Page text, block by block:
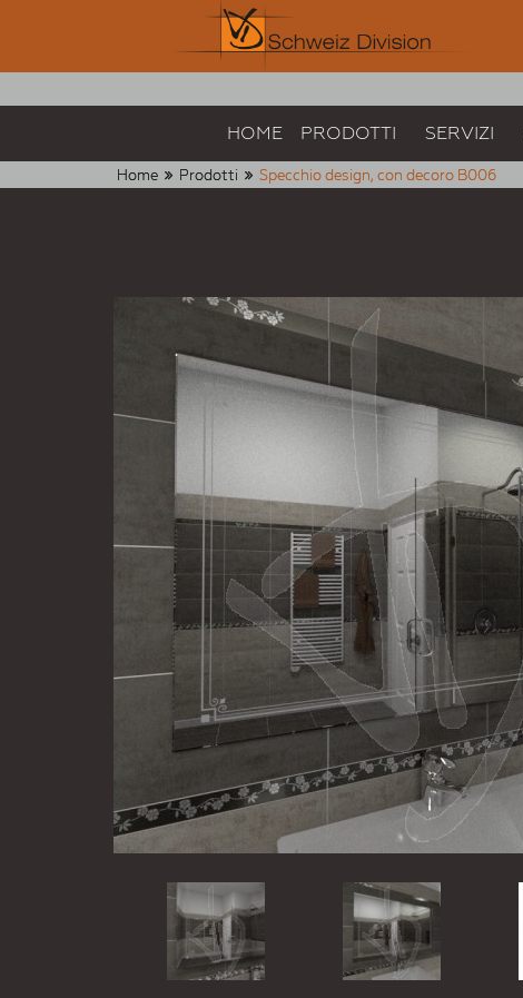
HOME PRODOTTI SERVIZI
Home Prodotti Specchio design, con decoro B006